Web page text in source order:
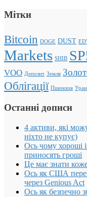
Мітки
Bitcoin DOGE DUST
Markets SHIB
VOO Депозит Земля
Облігації Пшениця Уран
Останні дописи
4 активи, які
ніхто не купує)
Ось чому хороші
приносять гроші
Це має знати
Ось як США
через Genious Act
Ось як безпечно